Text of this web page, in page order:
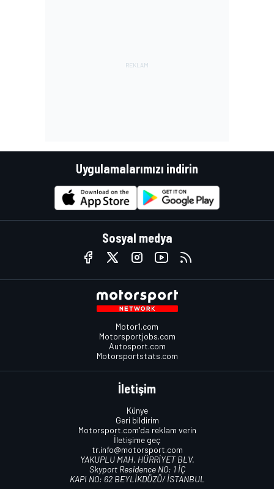
Uygulamalarımızı indirin
Sosyal medya
Motor1.com
Motorsportjobs.com
Autosport.com
Motorsportstats.com
İletişim
Künye
Geri bildirim
Motorsport.com'da reklam verin
İletişime geç
tr.info@motorsport.com
YAKUPLU MAH. HÜRRİYET BLV.
Skyport Residence NO: 1 İÇ
KAPI NO: 62 BEYLİKDÜZÜ/ İSTANBUL